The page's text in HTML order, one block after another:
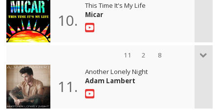
10.
This Time It's My Life
Micar
11 2 8
11.
Another Lonely Night
Adam Lambert